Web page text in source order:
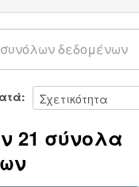
21 σύνολα